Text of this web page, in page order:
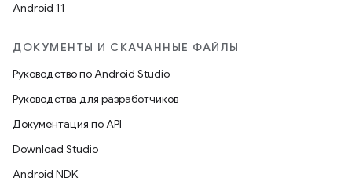
Android 11
ДОКУМЕНТЫ И СКАЧАННЫЕ ФАЙЛЫ
Руководство по Android Studio
Руководства для разработчиков
Документация по API
Download Studio
Android NDK